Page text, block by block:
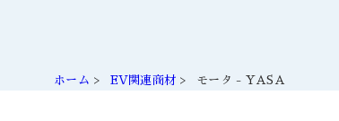
ホーム EV関連商材 モータ - YASA